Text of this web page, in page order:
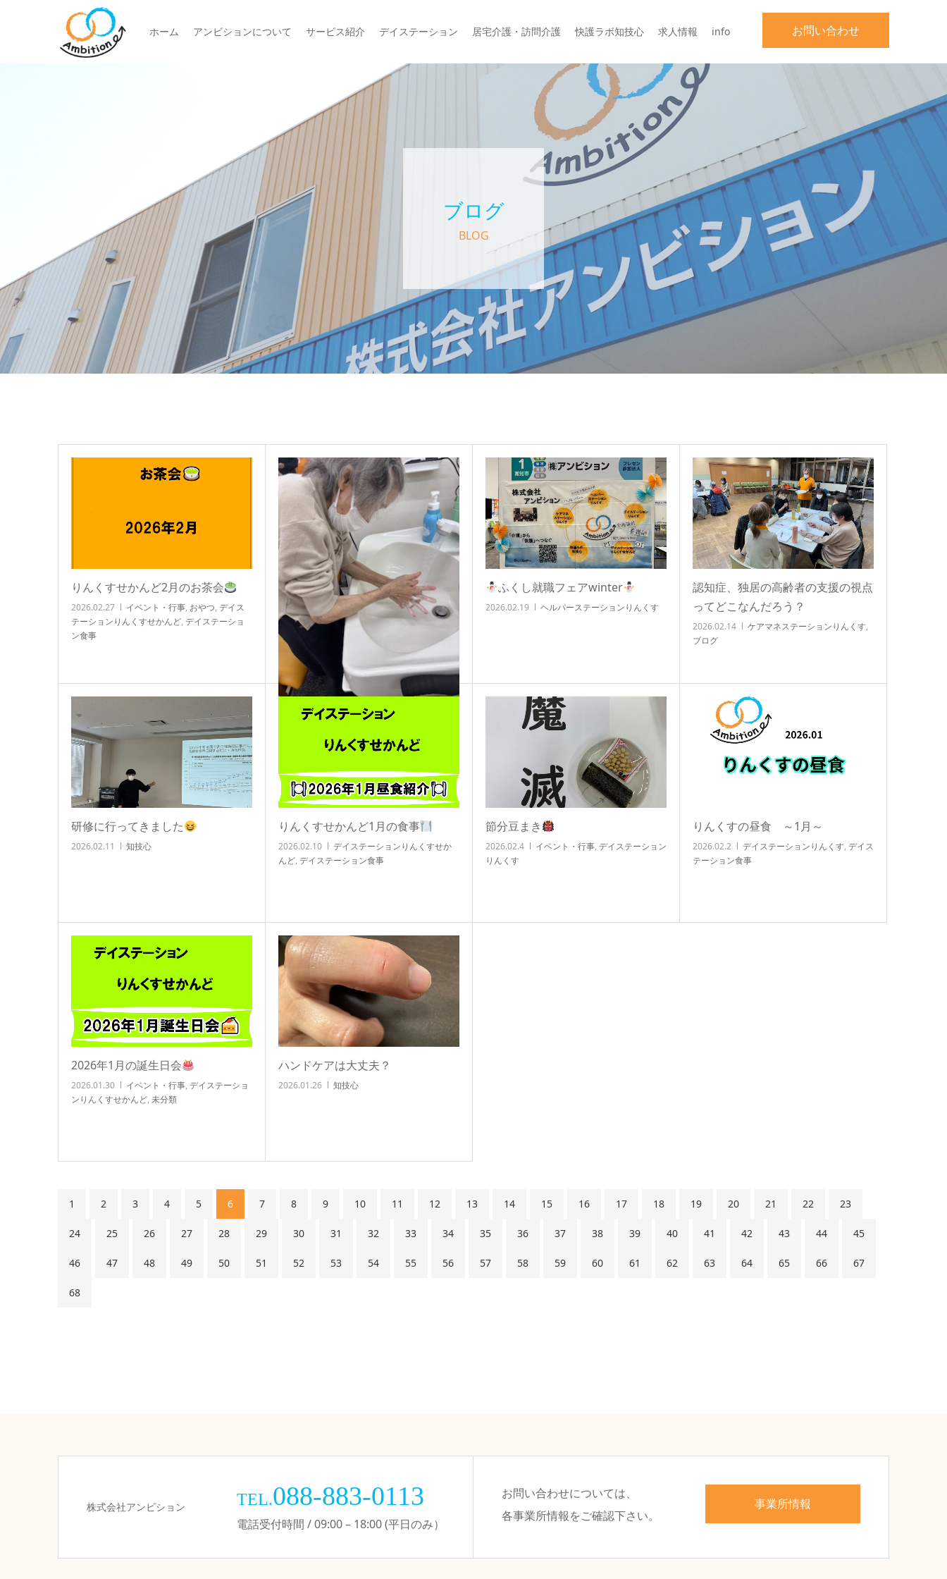
お問い合わせ
ホーム アンビションについて サービス紹介 デイステーション 居宅介護・訪問介護 快護ラボ知技心 求人情報 info
ブログ
BLOG
りんくすせかんど2月のお茶会
2026.02.27 イベント・行事, おやつ, デイス
テーションりんくすせかんど, デイステーショ
ン食事
手洗いの習慣化
知技心
ふくし就職フェアwinter
2026.02.19 ヘルパーステーションりんくす
認知症、独居の高齢者の支援の視点
ってどこなんだろう？
2026.02.14 ケアマネステーションりんくす,
ブログ
研修に行ってきました
2026.02.11 知技心
りんくすせかんど1月の食事
2026.02.10
デイステーションりんくすせか
んど, デイステーション食事
節分豆まき
2026.02.4 イベント・行事, デイステーション
りんくす
りんくすの昼食 ～1月～
2026.02.2 デイステーションりんくす, デイス
テーション食事
2026年1月の誕生日会
2026.01.30 イベント・行事, デイステーショ
ンりんくすせかんど, 未分類
ハンドケアは大丈夫？
2026.01.26 知技心
1 2 3 4 5 6 7 8 9 10 11 12 13 14 15 16 17 18 19 20 21 22 23
24 25 26 27 28 29 30 31 32 33 34 35 36 37 38 39 40 41 42 43 44 45
46 47 48 49 50 51 52 53 54 55 56 57 58 59 60 61 62 63 64 65 66 67
68
株式会社アンビション TEL.088-883-0113
電話受付時間 / 09:00 – 18:00 (平日のみ）
お問い合わせについては、
各事業所情報をご確認下さい。
事業所情報